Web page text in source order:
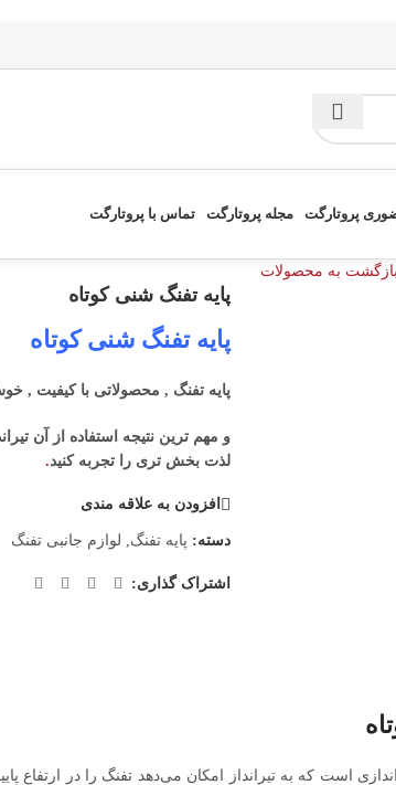
پروتارگت مجله پروتارگت تماس با پروتارگت
بازگشت به محصولات
پایه تفنگ شنی کوتاه
پایه تفنگ شنی کوتاه
پایه تفنگ , محصولاتی با کیفیت
و مهم ترین نتیجه استفاده از آن
لذت بخش تری را تجربه کنید.
افزودن به علاقه مندی
دسته: پایه تفنگ, لوازم جانبی تفنگ
اشتراک گذاری:
است که به تیرانداز امکان می‌دهد تفنگ را در